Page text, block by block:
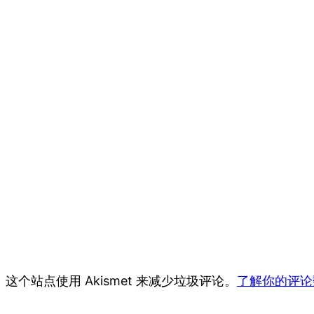
这个站点使用 Akismet 来减少垃圾评论。 了解你的评